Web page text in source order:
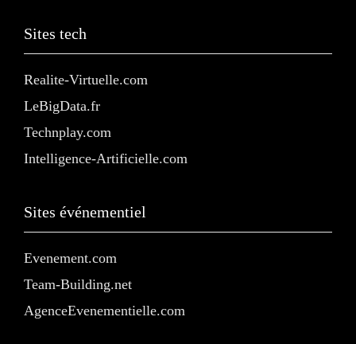
Sites tech
Realite-Virtuelle.com
LeBigData.fr
Technplay.com
Intelligence-Artificielle.com
Sites événementiel
Evenement.com
Team-Building.net
AgenceEvenementielle.com